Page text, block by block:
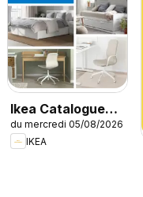
Ikea Catalogue
des produits -
Offres Ikea Family
du mercredi 05/08/2026
IKEA